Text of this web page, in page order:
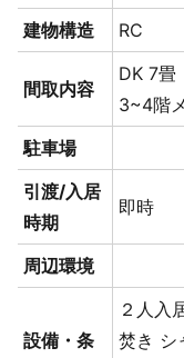
建物構造
RC
間取内容
DK 7畳
3~4階
駐車場
引渡/入居
時期
即時
周辺環境
設備・条
２人入
焚き シ